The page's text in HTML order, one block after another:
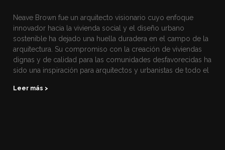
Neave Brown fue un arquitecto visionario cuyo enfoque
innovador hacia la vivienda social y el diseño urbano
sostenible ha dejado una huella duradera en el campo de la
arquitectura. Su compromiso con la creación de viviendas
dignas y de calidad para las comunidades desfavorecidas ha
sido una inspiración para arquitectos y urbanistas de todo el
Leer más >